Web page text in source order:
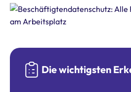
Die wichtigsten